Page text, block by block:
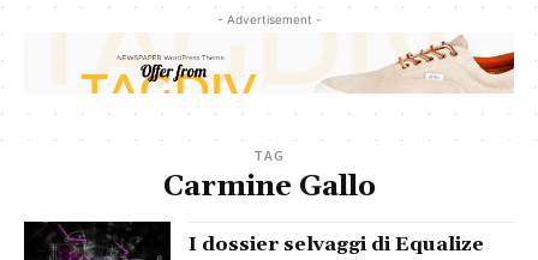
- Advertisement -
TAG
Carmine Gallo
I dossier selvaggi di Equalize